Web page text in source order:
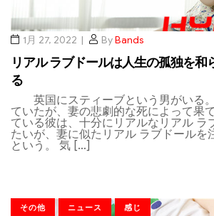
1月 27, 2022 ByBands
リアル ラブドールは人生の孤独を和
る
英国にスティーブという男がいる
ていたが、妻の悲劇的な死によって果
ている彼は、十分にリアルなリアル ラ
たいが、妻に似たリアル ラブドールを
という。 気 […]
その他 ニュース 感じ